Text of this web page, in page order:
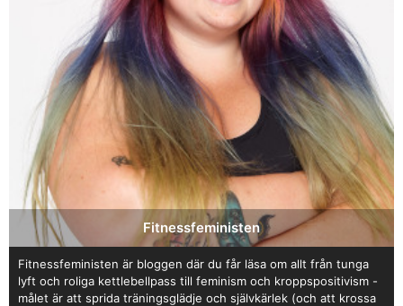
Fitnessfeministen
Fitnessfeministen är bloggen där du får läsa om allt från tunga
lyft och roliga kettlebellpass till feminism och kroppspositivism -
målet är att sprida träningsglädje och självkärlek (och att krossa